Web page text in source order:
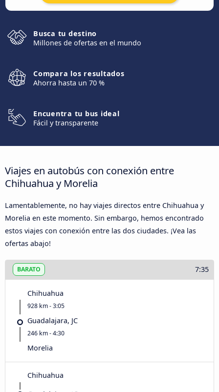
Busca tu destino
Millones de ofertas en el mundo
Compara los resultados
Ahorra hasta un 70 %
Encuentra tu bus ideal
Fácil y transparente
Viajes en autobús con conexión entre
Chihuahua y Morelia
Lamentablemente, no hay viajes directos entre Chihuahua y
Morelia en este momento. Sin embargo, hemos encontrado
estos viajes con conexión entre las dos ciudades. ¡Vea las
ofertas abajo!
BARATO 7:35
Chihuahua
928 km - 3:05
Guadalajara, JC
246 km - 4:30
Morelia
Chihuahua